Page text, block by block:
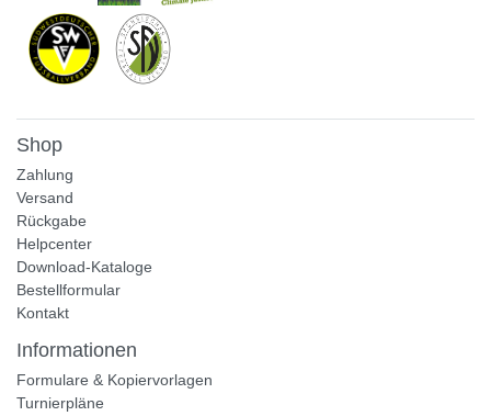
Shop
Zahlung
Versand
Rückgabe
Helpcenter
Download-Kataloge
Bestellformular
Kontakt
Informationen
Formulare & Kopiervorlagen
Turnierpläne